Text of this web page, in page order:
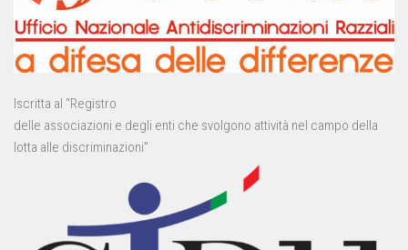
Iscritta al “Registro
delle associazioni e degli enti che svolgono attività nel campo della
lotta alle discriminazioni”